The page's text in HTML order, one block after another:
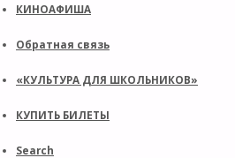
КИНОАФИША
Обратная связь
«КУЛЬТУРА ДЛЯ ШКОЛЬНИКОВ»
КУПИТЬ БИЛЕТЫ
Search